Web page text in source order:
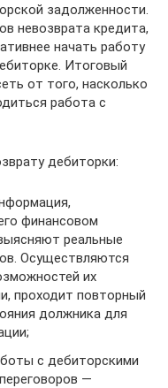
задолженности.
невозврата кредита,
начать работу
Итоговый
от того, насколько
работа с
дебиторки:
финансовом
реальные
Осуществляются
их
проходит повторный
должника для
с дебиторскими
—